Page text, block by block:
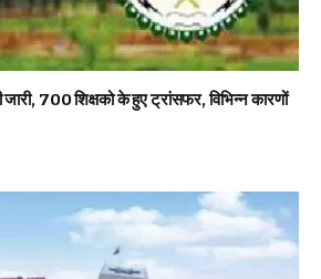
जारी, 700 शिक्षको के हुए ट्रांसफर, विभिन्न कारणों